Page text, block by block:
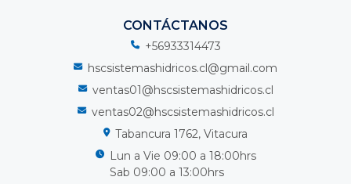
CONTÁCTANOS
+56933314473
hscsistemashidricos.cl@gmail.com
ventas01@hscsistemashidricos.cl
ventas02@hscsistemashidricos.cl
Tabancura 1762, Vitacura
Lun a Vie 09:00 a 18:00hrs
Sab 09:00 a 13:00hrs